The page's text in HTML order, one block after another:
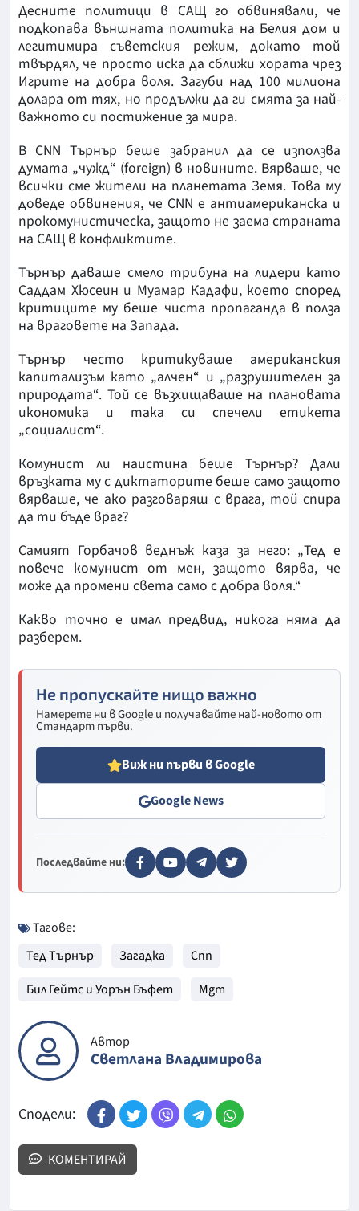
Десните политици в САЩ го обвинявали, че
подкопава външната политика на Белия дом и
легитимира съветския режим, докато той
твърдял, че просто иска да сближи хората чрез
Игрите на добра воля. Загуби над 100 милиона
долара от тях, но продължи да ги смята за най-
важното си постижение за мира.
В CNN Търнър беше забранил да се използва
думата „чужд“ (foreign) в новините. Вярваше, че
всички сме жители на планетата Земя. Това му
доведе обвинения, че CNN е антиамериканска и
прокомунистическа, защото не заема страната
на САЩ в конфликтите.
Търнър даваше смело трибуна на лидери като
Саддам Хюсеин и Муамар Кадафи, което според
критиците му беше чиста пропаганда в полза
на враговете на Запада.
Търнър често критикуваше американския
капитализъм като „алчен“ и „разрушителен за
природата“. Той се възхищаваше на плановата
икономика и така си спечели етикета
„социалист“.
Комунист ли наистина беше Търнър? Дали
връзката му с диктаторите беше само защото
вярваше, че ако разговаряш с врага, той спира
да ти бъде враг?
Самият Горбачов веднъж каза за него: „Тед е
повече комунист от мен, защото вярва, че
може да промени света само с добра воля.“
Какво точно е имал предвид, никога няма да
разберем.
Не пропускайте нищо важно
Намерете ни в Google и получавайте най-новото от
Стандарт първи.
Виж ни първи в Google
Google News
Последвайте ни:
Тагове:
Тед Търнър
Загадка
Cnn
Бил Гейтс и Уорън Бъфет
Mgm
Автор
Светлана Владимирова
Сподели:
КОМЕНТИРАЙ